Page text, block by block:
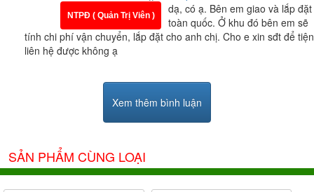
nhau cùng đội ngũ nhân viên tư vấn nhiệt tình và
chuyên nghiệp, chắc chắn sẽ làm hài lòng quý khách.
NTPĐ ( Quản Trị Viên )
dạ, có ạ. Bên em giao và lắp đặt
toàn quốc. Ở khu đó bên em sẽ
tính chi phí vận chuyển, lắp đặt cho anh chị. Cho e xin sđt để tiện
liên hệ được không ạ
Xem thêm bình luận
SẢN PHẨM CÙNG LOẠI